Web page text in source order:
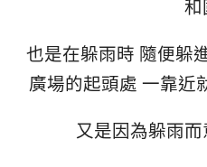
和
也是在躲雨時 隨便躲
廣場的起頭處 一靠近
又是因為躲雨